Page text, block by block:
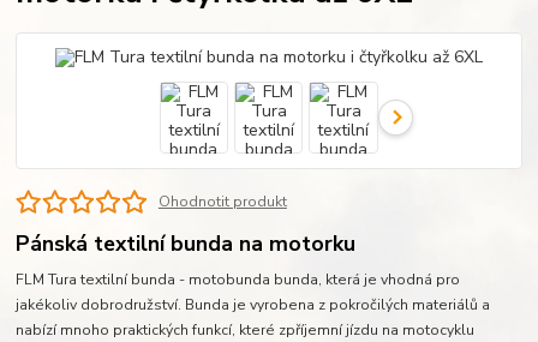
Ohodnotit produkt
Pánská textilní bunda na motorku
FLM Tura textilní bunda - motobunda bunda, která je vhodná pro
jakékoliv dobrodružství. Bunda je vyrobena z pokročilých materiálů a
nabízí mnoho praktických funkcí, které zpříjemní jízdu na motocyklu